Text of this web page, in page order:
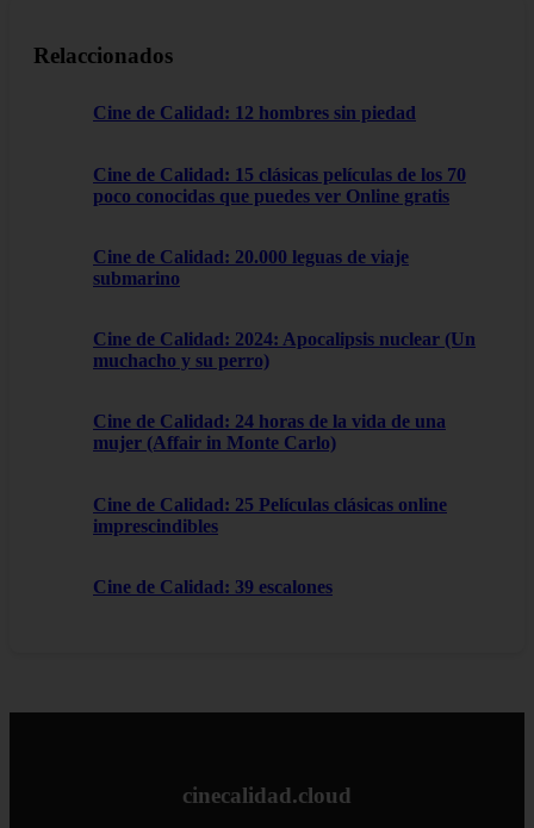
Relaccionados
Cine de Calidad: 12 hombres sin piedad
Cine de Calidad: 15 clásicas películas de los 70
poco conocidas que puedes ver Online gratis
Cine de Calidad: 20.000 leguas de viaje
submarino
Cine de Calidad: 2024: Apocalipsis nuclear (Un
muchacho y su perro)
Cine de Calidad: 24 horas de la vida de una
mujer (Affair in Monte Carlo)
Cine de Calidad: 25 Películas clásicas online
imprescindibles
Cine de Calidad: 39 escalones
cinecalidad.cloud